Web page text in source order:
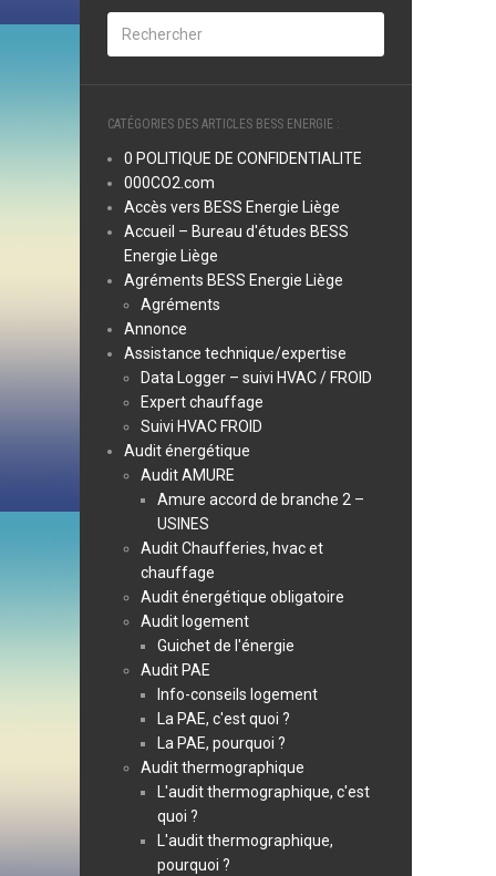
CATÉGORIES DES ARTICLES BESS ENERGIE :
0 POLITIQUE DE CONFIDENTIALITE
000CO2.com
Accès vers BESS Energie Liège
Accueil – Bureau d'études BESS
Energie Liège
Agréments BESS Energie Liège
Agréments
Annonce
Assistance technique/expertise
Data Logger – suivi HVAC / FROID
Expert chauffage
Suivi HVAC FROID
Audit énergétique
Audit AMURE
Amure accord de branche 2 –
USINES
Audit Chaufferies, hvac et
chauffage
Audit énergétique obligatoire
Audit logement
Guichet de l'énergie
Audit PAE
Info-conseils logement
La PAE, c'est quoi ?
La PAE, pourquoi ?
Audit thermographique
L'audit thermographique, c'est
quoi ?
L'audit thermographique,
pourquoi ?